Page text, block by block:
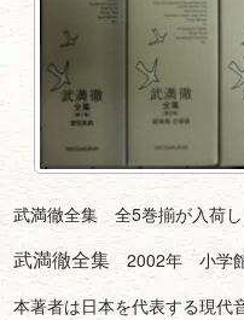
武満徹全集 全5巻揃が入荷し
武満徹全集2002年 小学
本著者は日本を代表する現代